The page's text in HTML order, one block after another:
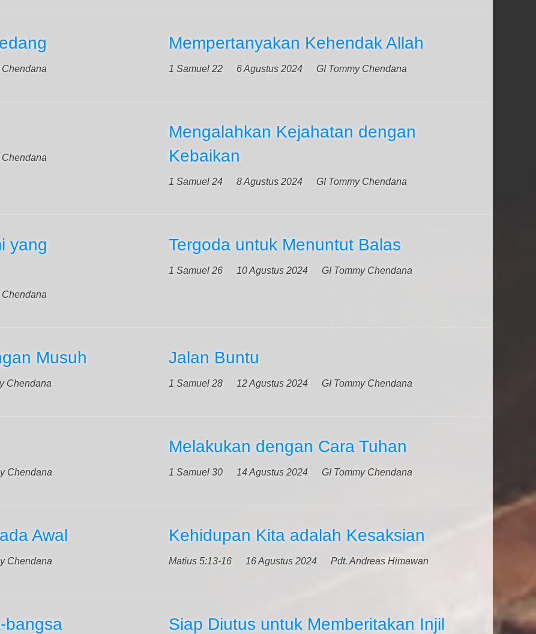
Chendana
Mempertanyakan Kehendak Allah
1 Samuel 22 6 Agustus 2024 GI Tommy Chendana
Chendana
Mengalahkan Kejahatan dengan
Kebaikan
1 Samuel 24 8 Agustus 2024 GI Tommy Chendana
yang
Chendana
Tergoda untuk Menuntut Balas
1 Samuel 26 10 Agustus 2024 GI Tommy Chendana
Musuh
Chendana
Jalan Buntu
1 Samuel 28 12 Agustus 2024 GI Tommy Chendana
Chendana
Melakukan dengan Cara Tuhan
1 Samuel 30 14 Agustus 2024 GI Tommy Chendana
Awal
Chendana
Kehidupan Kita adalah Kesaksian
Matius 5:13-16 16 Agustus 2024 Pdt. Andreas Himawan
bangsa Siap Diutus untuk Memberitakan Injil